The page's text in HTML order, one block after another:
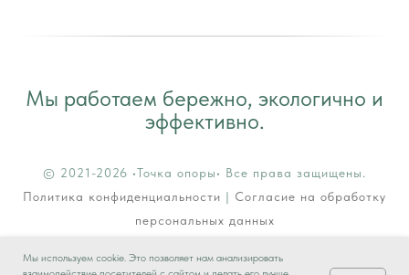
Мы работаем бережно, экологично и
эффективно.
© 2021-2026 •Точка опоры• Все права защищены.
Политика конфиденциальности | Согласие на обработку
персональных данных
агентство «‎2ДиМ»‎
Мы используем cookie. Это позволяет нам анализировать